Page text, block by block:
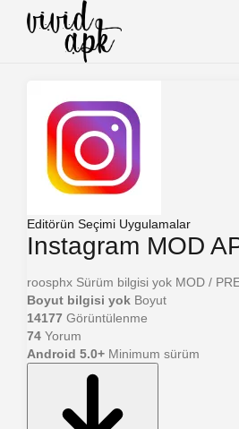
Editörün Seçimi Uygulamalar
Instagram MOD
roosphx Sürüm bilgisi yok MOD /
Boyut bilgisi yok Boyut
14177 Görüntülenme
74 Yorum
Android 5.0+ Minimum sürüm